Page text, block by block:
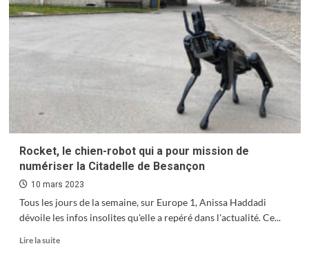
l’honneur
Rocket, le chien-robot qui a pour mission de
numériser la Citadelle de Besançon
10 mars 2023
Tous les jours de la semaine, sur Europe 1, Anissa Haddadi
dévoile les infos insolites qu'elle a repéré dans l'actualité. Ce...
Lire la suiteEn